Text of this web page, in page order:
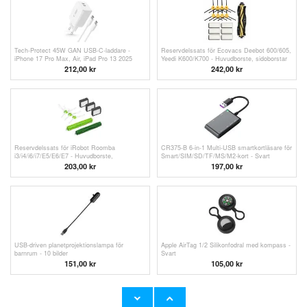
Tech-Protect 45W GAN USB-C-laddare -
iPhone 17 Pro Max, Air, iPad Pro 13 2025
212,00 kr
Reservdelssats för Ecovacs Deebot 600/605,
Yeedi K600/K700 - Huvudborste, sidoborstar
242,00 kr
Reservdelssats för iRobot Roomba
i3/i4/i6/i7/E5/E6/E7 - Huvudborste,
sidoborstar och filter - 8 st.
203,00 kr
CR375-B 6-in-1 Multi-USB smartkortläsare för
Smart/SIM/SD/TF/MS/M2-kort - Svart
197,00 kr
USB-driven planetprojektionslampa för
barnrum - 10 bilder
151,00 kr
Apple AirTag 1/2 Silikonfodral med kompass -
Svart
105,00 kr